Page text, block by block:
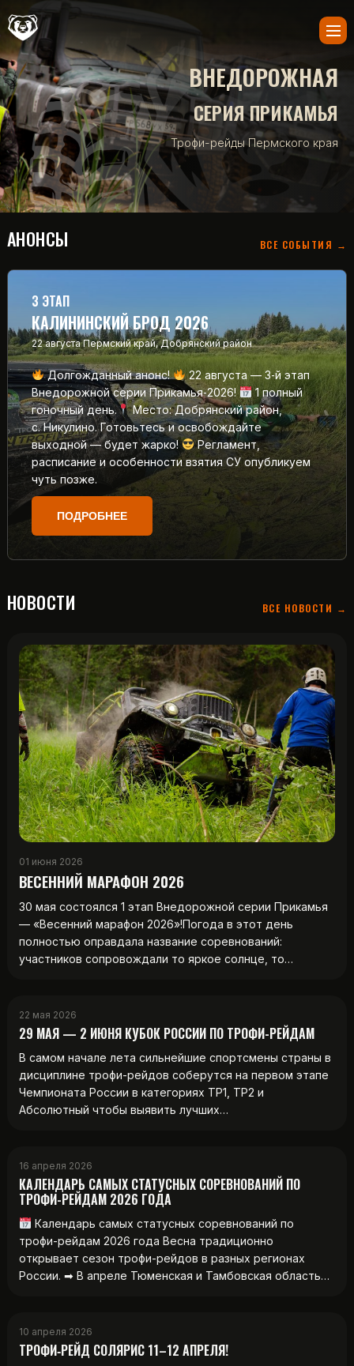
ВНЕДОРОЖНАЯ
СЕРИЯ ПРИКАМЬЯ
Трофи-рейды Пермского края
АНОНСЫ ВСЕ СОБЫТИЯ →
3 ЭТАП
КАЛИНИНСКИЙ БРОД 2026
22 августа Пермский край, Добрянский район
Долгожданный анонс!
22 августа — 3‑й этап
Внедорожной серии Прикамья‑2026!
1 полный
гоночный день.
Место: Добрянский район,
с. Никулино. Готовьтесь и освобождайте
выходной — будет жарко!
Регламент,
расписание и особенности взятия СУ опубликуем
чуть позже.
ПОДРОБНЕЕ
НОВОСТИ ВСЕ НОВОСТИ →
01 июня 2026
ВЕСЕННИЙ МАРАФОН 2026
30 мая состоялся 1 этап Внедорожной серии Прикамья
— «Весенний марафон 2026»!Погода в этот день
полностью оправдала название соревнований:
участников сопровождали то яркое солнце, то…
22 мая 2026
29 МАЯ — 2 ИЮНЯ КУБОК РОССИИ ПО ТРОФИ-РЕЙДАМ
В самом начале лета сильнейшие спортсмены страны в
дисциплине трофи-рейдов соберутся на первом этапе
Чемпионата России в категориях ТР1, ТР2 и
Абсолютный чтобы выявить лучших…
16 апреля 2026
КАЛЕНДАРЬ САМЫХ СТАТУСНЫХ СОРЕВНОВАНИЙ ПО
ТРОФИ-РЕЙДАМ 2026 ГОДА
Календарь самых статусных соревнований по
трофи-рейдам 2026 года Весна традиционно
открывает сезон трофи-рейдов в разных регионах
России. ➡ В апреле Тюменская и Тамбовская область…
10 апреля 2026
ТРОФИ‑РЕЙД СОЛЯРИС 11–12 АПРЕЛЯ!